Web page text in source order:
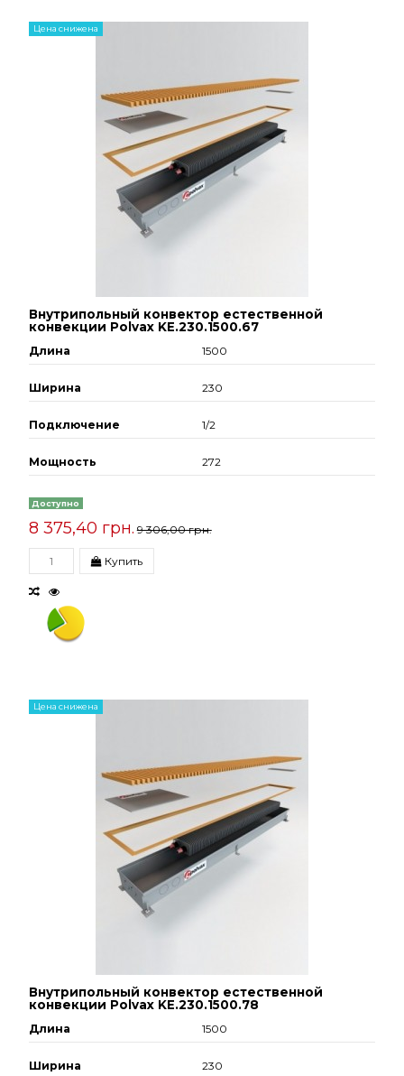
Цена снижена
Внутрипольный конвектор естественной
конвекции Polvax KE.230.1500.67
Длина 1500
Ширина 230
Подключение 1/2
Мощность 272
Доступно
8 375,40 грн. 9 306,00 грн.
Купить
Цена снижена
Внутрипольный конвектор естественной
конвекции Polvax KE.230.1500.78
Длина 1500
Ширина 230